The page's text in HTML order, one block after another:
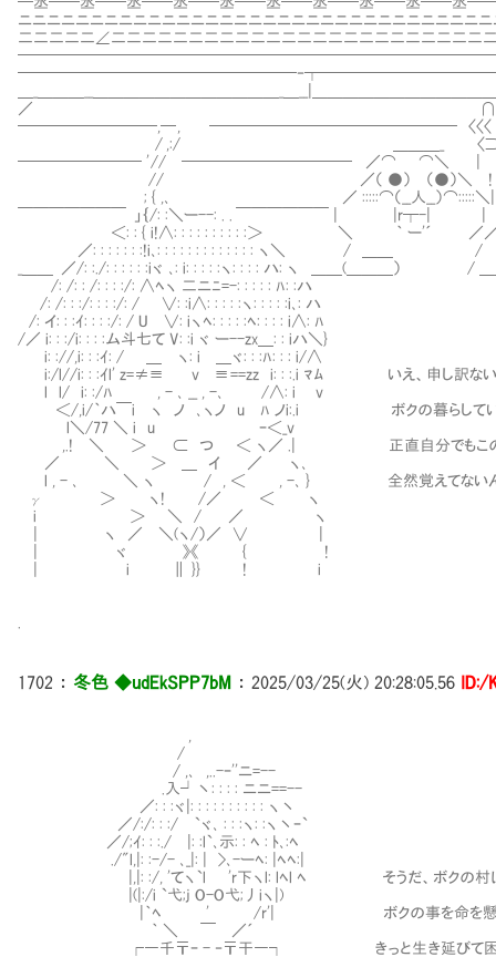
ニニニニニニニニニニニニニニニニニニニニニニニニニニニニニニニニ
二二二二二∠二二二二二二二二二二二二二二二二二二二二二二二二
／ ∩
─────────,─ , ──────────────── 〈〈
/ ,:/ ＿＿＿_ 〈⊃
──────── ' // ─────────── ／⌒ ⌒＼
// ／（ ●） （●）＼ ! ! それ
; { ,､ ／ :::::⌒（__人__）⌒:::::
￣￣￣￣￣￣￣ 」｛/: :＼ー--: . . ￣￣￣￣￣￣ | |r┬-| |
＜: : { i!∧: : : : : : : : : :＞ ＼ ｀ ー'´ ／
／: : : : : : :!i､: : : : : : : : : : : : : ヽ＼ / ＿＿ /
_＿＿ ／/: :./: : : : : :iヾ ､: i: : : : :ヽ: : : : ハ: ヽ ＿＿(＿＿＿） / ＿
/: /: : /: : : :/: ∧ﾍヽ 二ニﾆ=-: : : : : ﾊ: :ハ ネ
/: /: : :/: : : :/: / ∨: :i∧: : : : :ヽ: : : : :i､: ハ
/: イ: : :ｲ: : : :/: / U ∨: iヽﾍ: : : : :ﾍ: : : : i∧: ﾊ
/／ i: : :/i: : : :ム斗七て V: :i ヾ ー--zx＿: : iハ＼}
i: ://,i: : :ｲ: / ＿ ヽ: i ＿ヾ: : :ﾊ: : : i/∧
i:/l//i: : :ｲl' z=≠≡ v ≡==zz i: : :.i ﾏﾑ いえ、申し訳ないです
l l/ i: :/ﾊ , - ､ __ , -､ /∧: i v
＜/,i/｀ハ￣i ヽ ノ ､ヽノ u ﾊ ノi:.i ボクの暮らしていた村
l＼/77 ＼ i u ｰ＜_v
,.! ＼ ＞ ⊂ つ ＜ ヽ／ .| 正直自分でもこの砂漠まで
／ ＼ ＞ ＿ イ ／ ヽ､
l , - ､ ＼ ヽ / , ＜ , -､ } 全然覚えてないんで
γ ＞ ヽ! /／ ＜ ヽ
i ＞ ＼ / ／ ヽ
| ヽ ／ ＼(ヽ/）／ ∨ |
| ヾ 》《 { !
| i ∥ }} ! i
1702 ： 冬色 ◆udEkSPP7bM ： 2025/03/25(火) 20:28:05.56 ID:/
/
/ ,､ ,..-ｰ''ニ=--
.入┘丶: : : : ニニ==--
／: : :ヾ|: : : : : : : : : : ヽ丶
／/:/: : :/㍉`ヾ､ : : :ヽ: :ヽ丶ｰ`
／/;ｲ: : :./ |: :l`､示: : ﾍ : ﾄ､:ﾍ
./"l,|: :-/- ､_|: | >､-ーﾍ: |ﾍﾍ:|
|,|: :/, 'てヽ`l 'r下ヽl: lﾍl ﾍ そうだ、ボクの村はモンス
|(|:/i `弋;j O-O弋;丿iヽ|)
|｀ﾍ ' /r'| ボクの事を命を懸けて逃がし
｀ ＼ ￣ ／´
┌―千〒ｰ - ‐〒干―┐ きっと生き延びて困ってい